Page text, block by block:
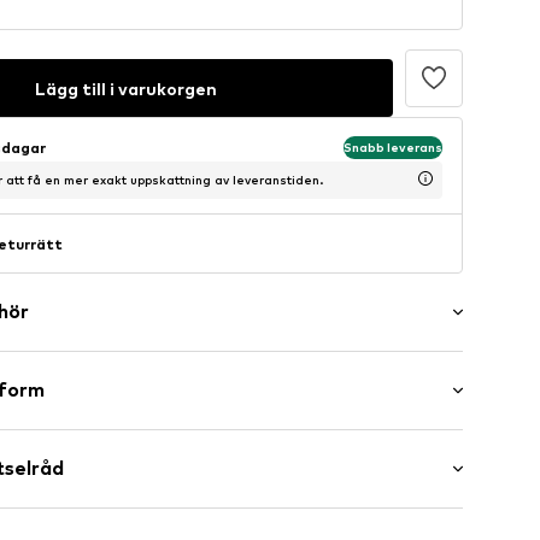
Lägg till i varukorgen
Snabb leverans
att få en mer exakt uppskattning av leveranstiden.
kant
längd
passform